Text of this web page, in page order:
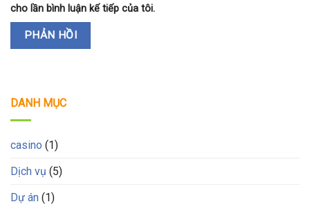
cho lần bình luận kế tiếp của tôi.
DANH MỤC
casino (1)
Dịch vụ (5)
Dự án (1)